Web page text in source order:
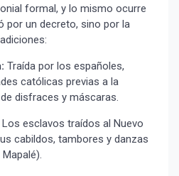
formal, y lo mismo ocurre
por un decreto, sino por la
Traída por los españoles,
católicas previas a la
disfraces y máscaras.
Los esclavos traídos al Nuevo
cabildos, tambores y danzas